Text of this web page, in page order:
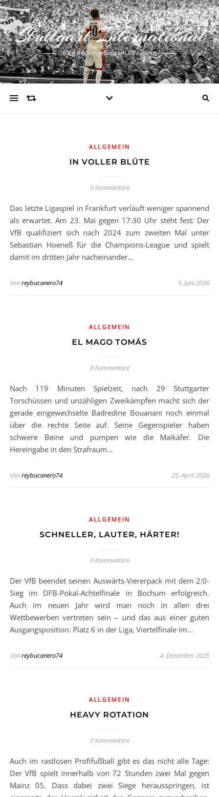
Stuttgart International
Blog mit eingebautem Ohrwurm
ALLGEMEIN
IN VOLLER BLÜTE
0 Kommentare
Das letzte Ligaspiel in Frankfurt verläuft weniger spannend
als erwartet. Am 23. Mai gegen 17:30 Uhr steht fest: Der
VfB qualifiziert sich nach 2024 zum zweiten Mal unter
Sebastian Hoeneß für die Champions-League und spielt
damit im dritten Jahr nacheinander…
Vonreybucanero74 5. Juni 2026
ALLGEMEIN
EL MAGO TOMÁS
0 Kommentare
Nach 119 Minuten Spielzeit, nach 29 Stuttgarter
Torschüssen und unzähligen Zweikämpfen macht sich der
gerade eingewechselte Badredine Bouanani noch einmal
über die rechte Seite auf. Seine Gegenspieler haben
schwere Beine und pumpen wie die Maikäfer. Die
Hereingabe in den Strafraum…
Vonreybucanero74 25. April 2026
ALLGEMEIN
SCHNELLER, LAUTER, HÄRTER!
0 Kommentare
Der VfB beendet seinen Auswärts-Viererpack mit dem 2:0-
Sieg im DFB-Pokal-Achtelfinale in Bochum erfolgreich.
Auch im neuen Jahr wird man noch in allen drei
Wettbewerben vertreten sein – und das aus einer guten
Ausgangsposition: Platz 6 in der Liga, Viertelfinale im…
Vonreybucanero74 4. Dezember 2025
ALLGEMEIN
HEAVY ROTATION
0 Kommentare
Auch im rastlosen Profifußball gibt es das nicht alle Tage:
Der VfB spielt innerhalb von 72 Stunden zwei Mal gegen
Mainz 05. Dass dabei zwei Siege herausspringen, ist